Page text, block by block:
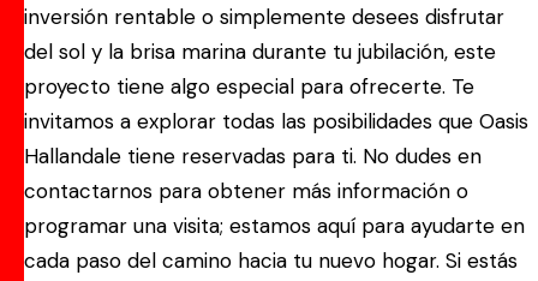
inversión rentable o simplemente desees disfrutar
del sol y la brisa marina durante tu jubilación, este
proyecto tiene algo especial para ofrecerte. Te
invitamos a explorar todas las posibilidades que Oasis
Hallandale tiene reservadas para ti. No dudes en
contactarnos para obtener más información o
programar una visita; estamos aquí para ayudarte en
cada paso del camino hacia tu nuevo hogar. Si estás